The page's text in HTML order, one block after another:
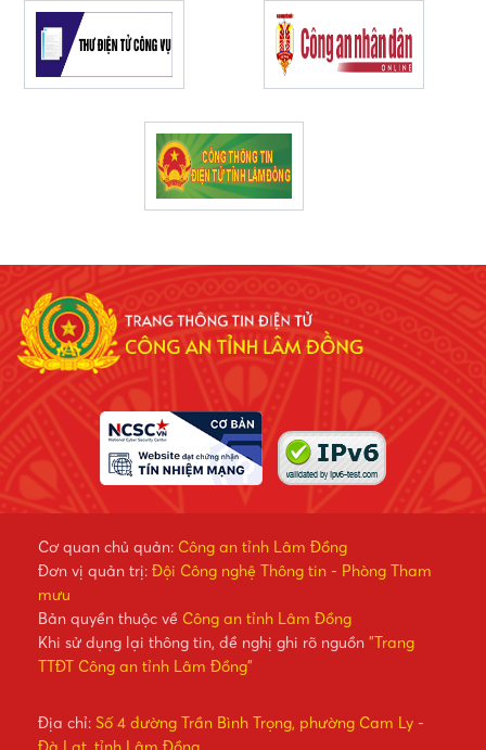
Cơ quan chủ quản: Công an tỉnh Lâm Đồng
Đơn vị quản trị: Đội Công nghệ Thông tin - Phòng Tham
mưu
Bản quyền thuộc về Công an tỉnh Lâm Đồng
Khi sử dụng lại thông tin, đề nghị ghi rõ nguồn "Trang
TTĐT Công an tỉnh Lâm Đồng"
Địa chỉ: Số 4 đường Trần Bình Trọng, phường Cam Ly -